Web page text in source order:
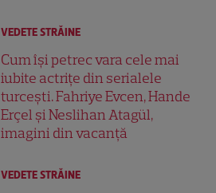
VEDETE STRĂINE
Cum își petrec vara cele mai
iubite actrițe din serialele
turcești. Fahriye Evcen, Hande
Erçel și Neslihan Atagül,
imagini din vacanță
VEDETE STRĂINE